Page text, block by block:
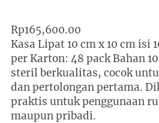
Rp165,600.00
Kasa Lipat 10 cm x 10 cm isi
per Karton: 48 pack Bahan
steril berkualitas, cocok
dan pertolongan pertama.
praktis untuk penggunaan
maupun pribadi.